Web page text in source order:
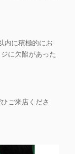
内に積極的にお
に欠陥があった
ご来店くださ